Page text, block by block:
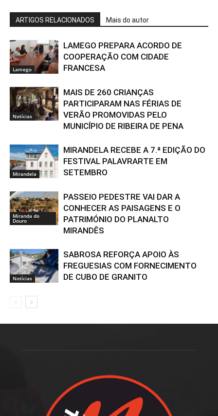
ARTIGOS RELACIONADOS Mais do autor
Lamego
LAMEGO PREPARA ACORDO DE
COOPERAÇÃO COM CIDADE
FRANCESA
Notícias
MAIS DE 260 CRIANÇAS
PARTICIPARAM NAS FÉRIAS DE
VERÃO PROMOVIDAS PELO
MUNICÍPIO DE RIBEIRA DE PENA
Mirandela
MIRANDELA RECEBE A 7.ª EDIÇÃO DO
FESTIVAL PALAVRARTE EM
SETEMBRO
Miranda do
Douro
PASSEIO PEDESTRE VAI DAR A
CONHECER AS PAISAGENS E O
PATRIMÓNIO DO PLANALTO
MIRANDÊS
Notícias
SABROSA REFORÇA APOIO ÀS
FREGUESIAS COM FORNECIMENTO
DE CUBO DE GRANITO